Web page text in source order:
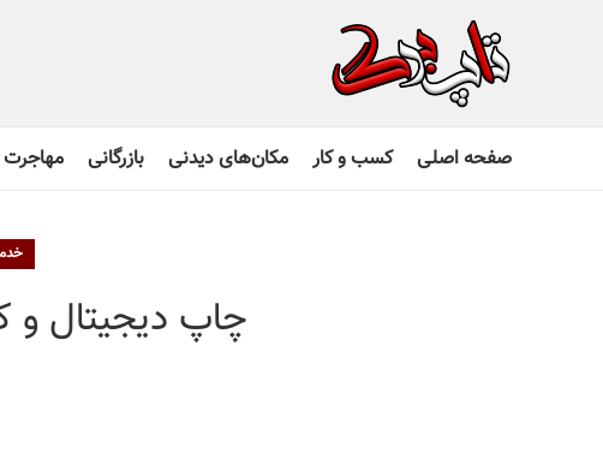
صفحه اصلی کسب و کار مکان‌های دیدنی بازرگانی مهاجرت
چاپ دیجیتال و